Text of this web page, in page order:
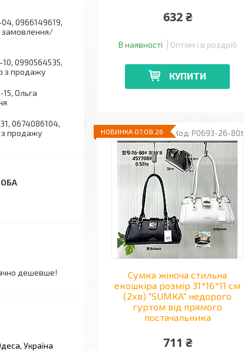
632 ₴
В наявності Оптом і в роздріб
КУПИТИ
P0693-26-80t
НОВИНКА 07.08.26
Сумка жіноча стильна
екошкіра розмір 31*16*11 см
(2хв) "SUMKA" недорого
гуртом від прямого
постачальника
711 ₴
04 0966149619
замовлення/
0990564535
з продажу
Ольга
0674086104
продажу
дешевше!
Україна